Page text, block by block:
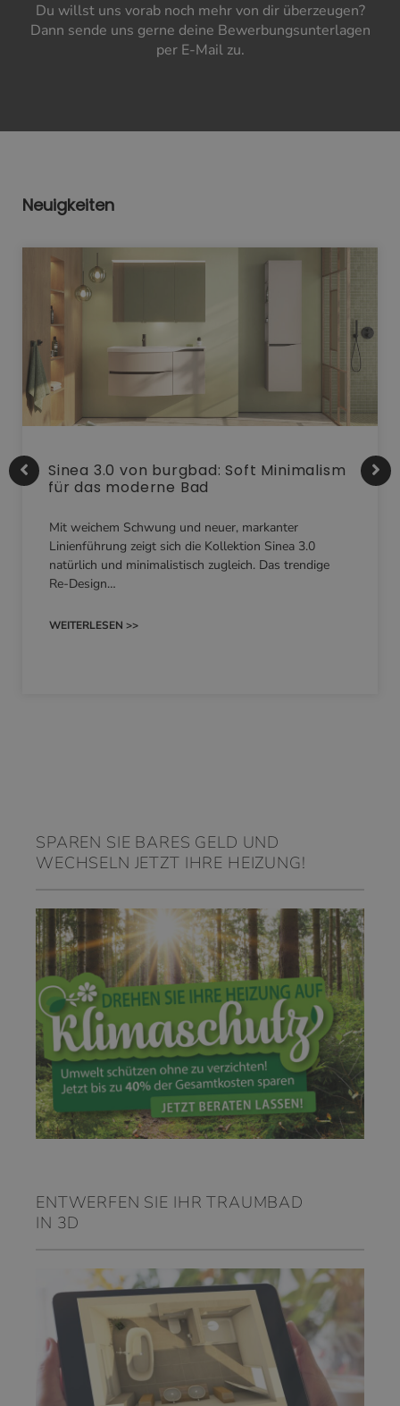
Du willst uns vorab noch mehr von dir überzeugen?
Dann sende uns gerne deine Bewerbungsunterlagen
per E-Mail zu.
Neuigkeiten
Sinea 3.0 von burgbad: Soft Minimalism
für das moderne Bad
Mit weichem Schwung und neuer, markanter
Linienführung zeigt sich die Kollektion Sinea 3.0
natürlich und minimalistisch zugleich. Das trendige
Re-Design…
WEITERLESEN >>
SPAREN SIE BARES GELD UND
WECHSELN JETZT IHRE HEIZUNG!
ENTWERFEN SIE IHR TRAUMBAD
IN 3D